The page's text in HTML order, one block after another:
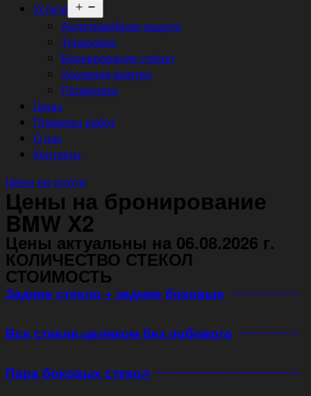
Услуги
меню
Антигравийная защита
Тонировка
Бронирование стёкол
Удаление вмятин
Полировка
Цены
Примеры работ
О нас
Контакты
Цены на услуги
Цены на бронирование
BMW X2
Цены актуальны на 06.08.2026 г.
КОЛИЧЕСТВО СТЕКОЛ
СТОИМОСТЬ
Заднее стекло + задние боковые
Все стекла целиком без лобового
Пара боковых стекол